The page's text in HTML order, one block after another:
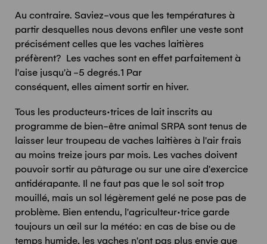
Au contraire. Saviez-vous que les températures à
partir desquelles nous devons enfiler une veste sont
précisément celles que les vaches laitières
préfèrent? Les vaches sont en effet parfaitement à
'aise jusqu'à -5 degrés.1 Par
conséquent, elles aiment sortir en hiver.
Tous les producteurs·trices de lait inscrits au
programme de bien-être animal SRPA sont tenus de
laisser leur troupeau de vaches laitières à l'air frais
au moins treize jours par mois. Les vaches doivent
pouvoir sortir au pâturage ou sur une aire d'exercice
antidérapante. Il ne faut pas que le sol soit trop
mouillé, mais un sol légèrement gelé ne pose pas de
problème. Bien entendu, l'agriculteur·trice garde
toujours un œil sur la météo: en cas de bise ou de
temps humide, les vaches n'ont pas plus envie que